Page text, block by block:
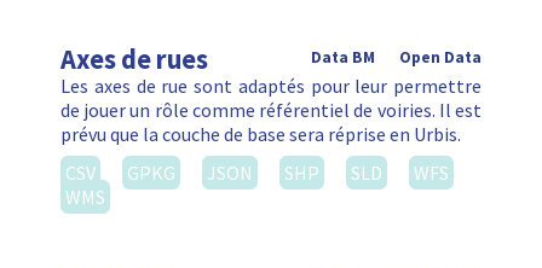
Axes de rues Open Data
Data BM
Les axes de rue sont adaptés pour leur permettre
de jouer un rôle comme référentiel de voiries. Il est
prévu que la couche de base sera réprise en Urbis.
CSV
GPKG JSON SHP SLD
WFS
WMS